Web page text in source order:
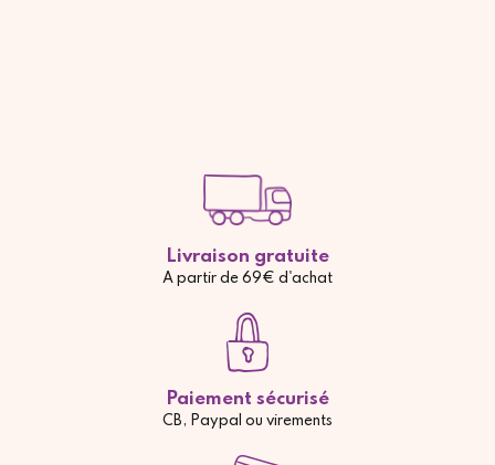
Livraison gratuite
A partir de 69€ d'achat
Paiement sécurisé
CB, Paypal ou virements